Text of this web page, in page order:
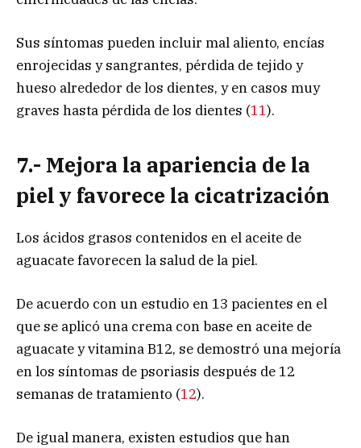
Sus síntomas pueden incluir mal aliento, encías
enrojecidas y sangrantes, pérdida de tejido y
hueso alrededor de los dientes, y en casos muy
graves hasta pérdida de los dientes (11).
7.- Mejora la apariencia de la
piel y favorece la cicatrización
Los ácidos grasos contenidos en el aceite de
aguacate favorecen la salud de la piel.
De acuerdo con un estudio en 13 pacientes en el
que se aplicó una crema con base en aceite de
aguacate y vitamina B12, se demostró una mejoría
en los síntomas de psoriasis después de 12
semanas de tratamiento (12).
De igual manera, existen estudios que han